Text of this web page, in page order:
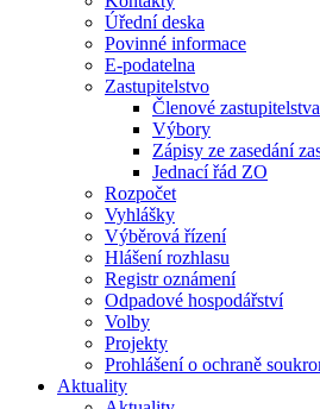
Úřední deska
Povinné informace
E-podatelna
Zastupitelstvo
Členové zastupitelstva
Výbory
Zápisy ze zasedání
Jednací řád ZO
Rozpočet
Vyhlášky
Výběrová řízení
Hlášení rozhlasu
Registr oznámení
Odpadové hospodářství
Volby
Projekty
Prohlášení o ochraně
Aktuality